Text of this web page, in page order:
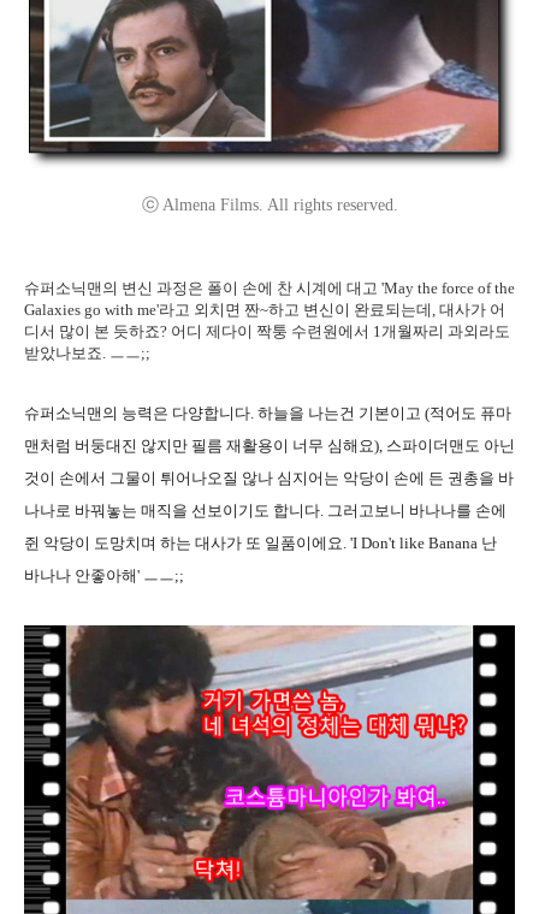
ⓒ Almena Films. All rights reserved.
슈퍼소닉맨의 변신 과정은 폴이 손에 찬 시계에 대고 'May the force of the
Galaxies go with me'라고 외치면 짠~하고 변신이 완료되는데, 대사가 어
디서 많이 본 듯하죠? 어디 제다이 짝퉁 수련원에서 1개월짜리 과외라도
받았나보죠. ㅡㅡ;;
슈퍼소닉맨의 능력은 다양합니다. 하늘을 나는건 기본이고 (적어도 퓨마
맨처럼 버둥대진 않지만 필름 재활용이 너무 심해요), 스파이더맨도 아닌
것이 손에서 그물이 튀어나오질 않나 심지어는 악당이 손에 든 권총을 바
나나로 바꿔놓는 매직을 선보이기도 합니다. 그러고보니 바나나를 손에
쥔 악당이 도망치며 하는 대사가 또 일품이에요. 'I Don't like Banana 난
바나나 안좋아해' ㅡㅡ;;